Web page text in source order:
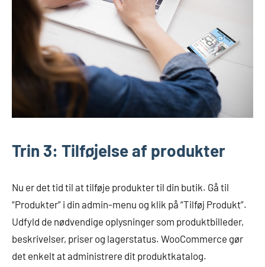
Trin 3: Tilføjelse af produkter
Nu er det tid til at tilføje produkter til din butik. Gå til
“Produkter” i din admin-menu og klik på “Tilføj Produkt”.
Udfyld de nødvendige oplysninger som produktbilleder,
beskrivelser, priser og lagerstatus. WooCommerce gør
det enkelt at administrere dit produktkatalog.